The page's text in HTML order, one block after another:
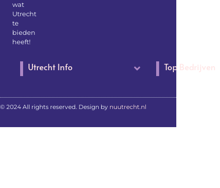
wat
Utrecht
te
bieden
heeft!
Utrecht Info Top Bedrijven
© 2024 All rights reserved. Design by nuutrecht.nl